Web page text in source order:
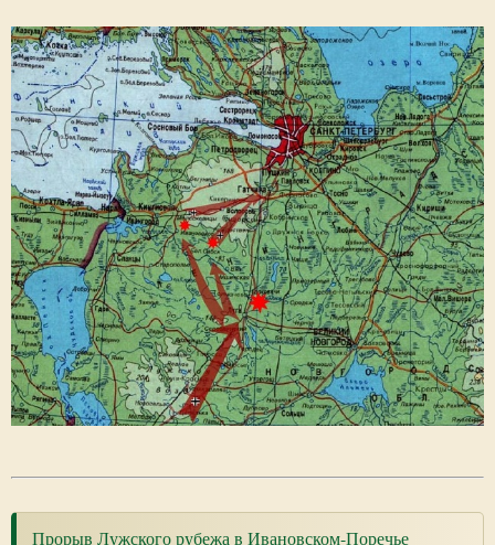
Прорыв Лужского рубежа в Ивановском-Поречье